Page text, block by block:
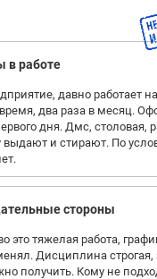
в работе
давно работает
два раза в месяц.
дня. Дмс, столовая,
и стирают. По
стороны
это тяжелая работа,
Дисциплина
получить. Кому не